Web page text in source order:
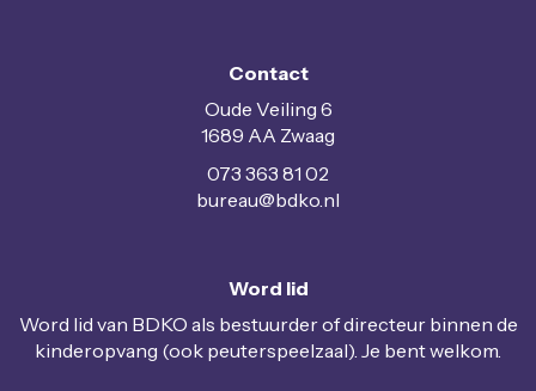
Contact
Oude Veiling 6
1689 AA Zwaag
073 363 81 02
uaerub@bdko.nl
Word lid
Word lid van BDKO als bestuurder of directeur binnen de
kinderopvang (ook peuterspeelzaal). Je bent welkom.